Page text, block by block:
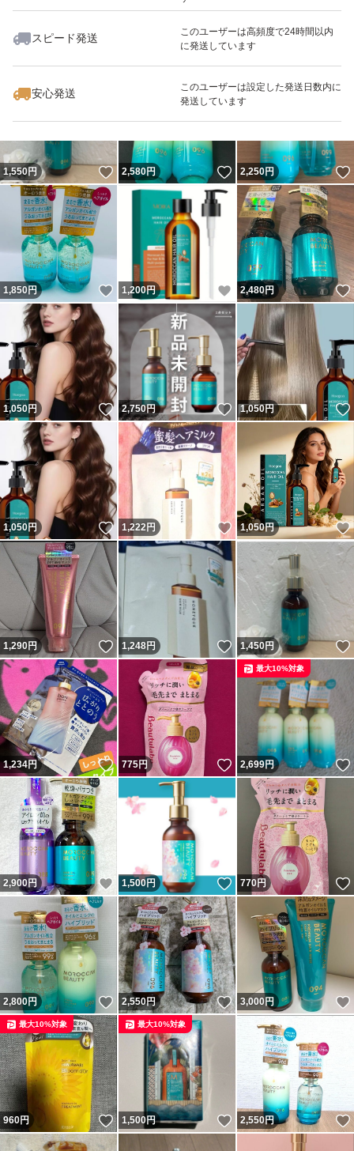
スピード発送
このユーザーは高頻度で24時間以内
に発送しています
安心発送
このユーザーは設定した発送日数内に
発送しています
いいね！
870
1,550円 いいね！
2,580円 いいね！
2,250円
1,850円 いいね！
1,200円 いいね！
2,480円
1,050円 いいね！
2,750円 いいね！
1,050円
1,050円 いいね！
1,222円 いいね！
1,050円
1,290円 いいね！
1,248円 いいね！
1,450円
1,234円 いいね！
775円 いいね！
2,699円
最大10%対象
2,900円 いいね！
1,500円 いいね！
770円
2,800円 いいね！
2,550円 いいね！
3,000円
960円 いいね！
最大10%対象
1,500円 いいね！
最大10%対象
2,550円